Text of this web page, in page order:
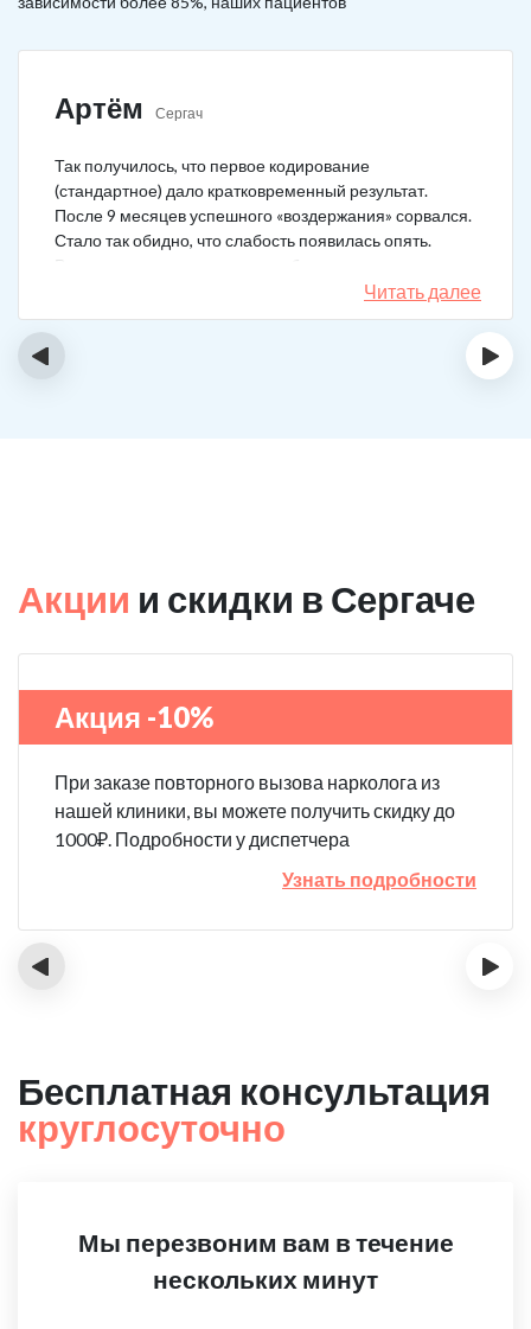
Артём Сергач
Так получилось, что первое кодирование
(стандартное) дало кратковременный результат.
После 9 месяцев успешного «воздержания» сорвался.
Стало так обидно, что слабость появилась опять.
Решил не затягивать, и опять обратился в клинику.
Мне порекомендовали двойной блок. Согласился, и
сейчас не жалею. Уже два года в полной завязке.
Читать далее
‹ ›
Акции и скидки в Сергаче
Акция -10%
При заказе повторного вызова нарколога из
нашей клиники, вы можете получить скидку до
1000₽. Подробности у диспетчера
Узнать подробности
‹ ›
Бесплатная консультация
круглосуточно
Мы перезвоним вам в течение
нескольких минут